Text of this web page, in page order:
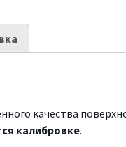
качества
калибровке.